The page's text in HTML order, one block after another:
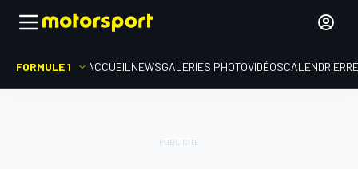
FORMULE 1 ACCUEIL NEWSGALERIES PHOTOVIDÉOSCALENDRIER